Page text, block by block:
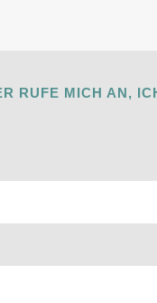
RUFE MICH AN,